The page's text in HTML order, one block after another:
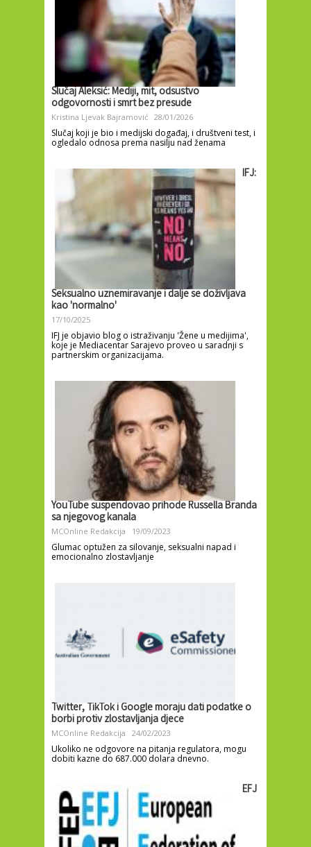
Slučaj Aleksić: Mediji, mit, odsustvo
odgovornosti i smrt bez presude
Kristina Ljevak Bajramović 28/01/2026
Slučaj koji je bio i medijski događaj, i društveni test, i
ogledalo odnosa prema nasilju nad ženama
IFJ:
Seksualno uznemiravanje i dalje se doživljava
kao 'normalno'
17/10/2025
IFJ je objavio blog o istraživanju 'Žene u medijima',
koje je Mediacentar Sarajevo proveo u saradnji s
partnerskim organizacijama.
YouTube suspendovao prihode Russella Branda
sa njegovog kanala
MCOnline Redakcija 19/09/2023
Glumac optužen za silovanje, seksualni napad i
emocionalno zlostavljanje
Twitter, TikTok i Google moraju dati podatke o
borbi protiv zlostavljanja djece
MCOnline Redakcija 24/02/2023
Ukoliko ne odgovore na pitanja regulatora, mogu
dobiti kazne do 687.000 dolara dnevno.
EFJ